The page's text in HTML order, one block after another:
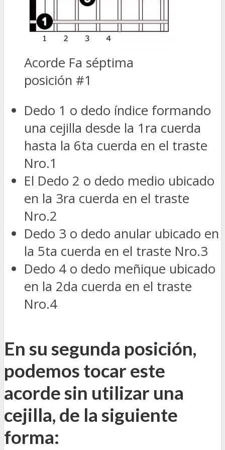
Acorde Fa séptima
posición #1
Dedo 1 o dedo índice formando
una cejilla desde la 1ra cuerda
hasta la 6ta cuerda en el traste
Nro.1
El Dedo 2 o dedo medio ubicado
en la 3ra cuerda en el traste
Nro.2
Dedo 3 o dedo anular ubicado en
la 5ta cuerda en el traste Nro.3
Dedo 4 o dedo meñique ubicado
en la 2da cuerda en el traste
Nro.4
En su segunda posición,
podemos tocar este
acorde sin utilizar una
cejilla, de la siguiente
forma: